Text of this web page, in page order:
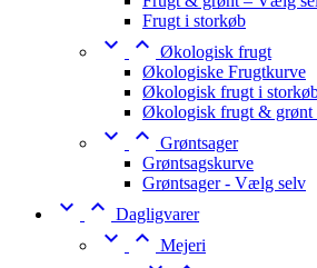
Frugt i storkøb
  Økologisk frugt
Økologiske Frugtkurve
Økologisk frugt i
Økologisk frugt &
  Grøntsager
Grøntsagskurve
Grøntsager - Vælg selv
  Dagligvarer
  Mejeri